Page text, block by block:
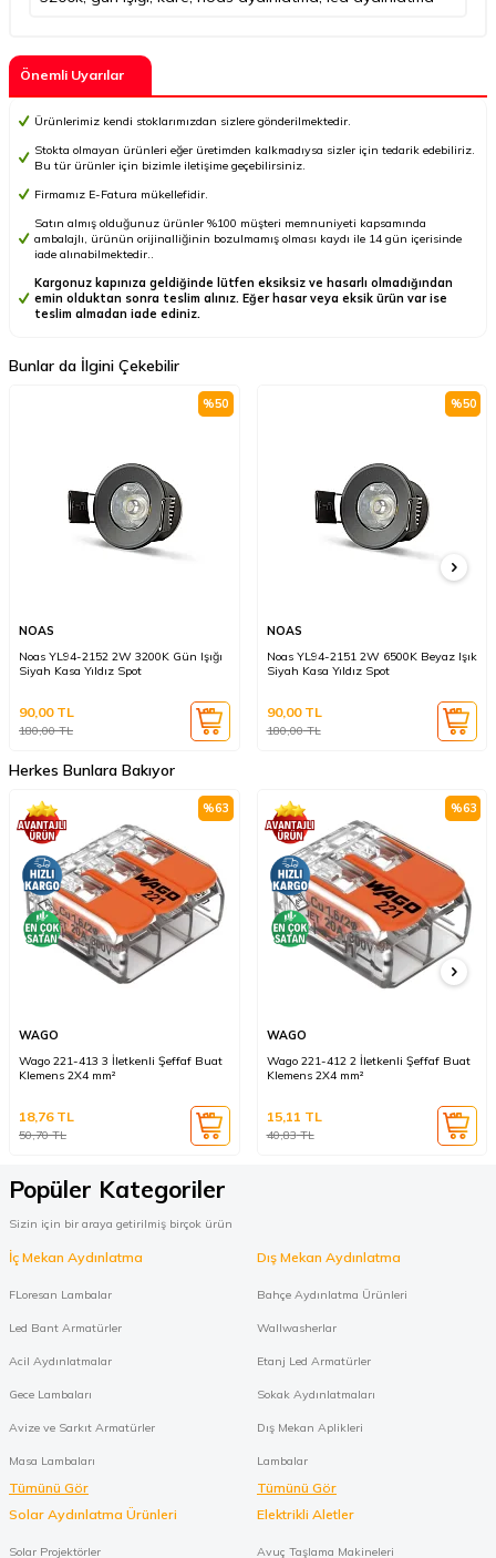
Önemli Uyarılar
Ürünlerimiz kendi stoklarımızdan sizlere gönderilmektedir.
Stokta olmayan ürünleri eğer üretimden kalkmadıysa sizler için tedarik edebiliriz.
Bu tür ürünler için bizimle iletişime geçebilirsiniz.
Firmamız E-Fatura mükellefidir.
Satın almış olduğunuz ürünler %100 müşteri memnuniyeti kapsamında
ambalajlı, ürünün orijinalliğinin bozulmamış olması kaydı ile 14 gün içerisinde
iade alınabilmektedir..
Kargonuz kapınıza geldiğinde lütfen eksiksiz ve hasarlı olmadığından
emin olduktan sonra teslim alınız. Eğer hasar veya eksik ürün var ise
teslim almadan iade ediniz.
Bunlar da İlgini Çekebilir
%50
NOAS
Noas YL94-2152 2W 3200K Gün Işığı
Siyah Kasa Yıldız Spot
180,00TL
90,00TL
%50
NOAS
Noas YL94-2151 2W 6500K Beyaz Işık
Siyah Kasa Yıldız Spot
180,00TL
90,00TL
Herkes Bunlara Bakıyor
%63
WAGO
Wago 221-413 3 İletkenli Şeffaf Buat
Klemens 2X4 mm²
50,70TL
18,76TL
%63
WAGO
Wago 221-412 2 İletkenli Şeffaf Buat
Klemens 2X4 mm²
40,83TL
15,11 TL
Popüler Kategoriler
Sizin için bir araya getirilmiş birçok ürün
İç Mekan Aydınlatma
FLoresan Lambalar
Led Bant Armatürler
Acil Aydınlatmalar
Gece Lambaları
Avize ve Sarkıt Armatürler
Masa Lambaları
Tümünü Gör
Dış Mekan Aydınlatma
Bahçe Aydınlatma Ürünleri
Wallwasherlar
Etanj Led Armatürler
Sokak Aydınlatmaları
Dış Mekan Aplikleri
Lambalar
Tümünü Gör
Solar Aydınlatma Ürünleri
Solar Projektörler
Elektrikli Aletler
Avuç Taşlama Makineleri